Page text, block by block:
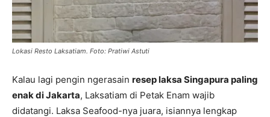
Lokasi Resto Laksatiam. Foto: Pratiwi Astuti
Kalau lagi pengin ngerasain resep laksa Singapura paling
enak di Jakarta, Laksatiam di Petak Enam wajib
didatangi. Laksa Seafood-nya juara, isiannya lengkap